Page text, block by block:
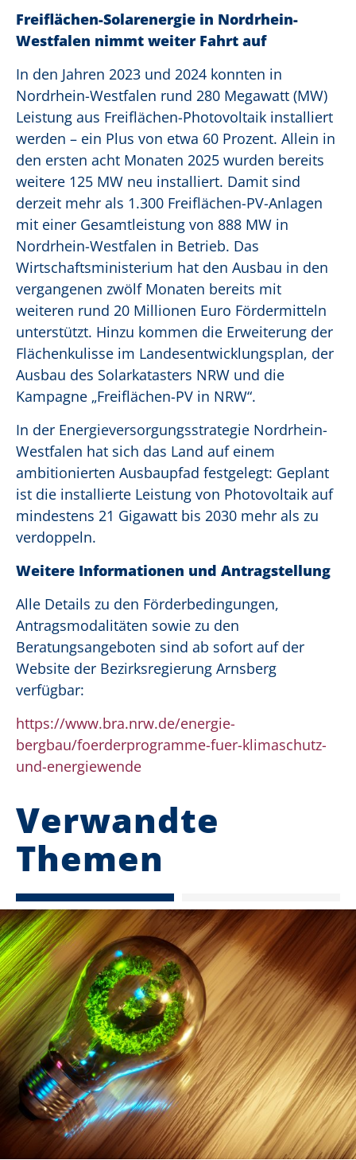
Freiflächen-Solarenergie in Nordrhein-
Westfalen nimmt weiter Fahrt auf
In den Jahren 2023 und 2024 konnten in
Nordrhein-Westfalen rund 280 Megawatt (MW)
Leistung aus Freiflächen-Photovoltaik installiert
werden – ein Plus von etwa 60 Prozent. Allein in
den ersten acht Monaten 2025 wurden bereits
weitere 125 MW neu installiert. Damit sind
derzeit mehr als 1.300 Freiflächen-PV-Anlagen
mit einer Gesamtleistung von 888 MW in
Nordrhein-Westfalen in Betrieb. Das
Wirtschaftsministerium hat den Ausbau in den
vergangenen zwölf Monaten bereits mit
weiteren rund 20 Millionen Euro Fördermitteln
unterstützt. Hinzu kommen die Erweiterung der
Flächenkulisse im Landesentwicklungsplan, der
Ausbau des Solarkatasters NRW und die
Kampagne „Freiflächen-PV in NRW“.
In der Energieversorgungsstrategie Nordrhein-
Westfalen hat sich das Land auf einem
ambitionierten Ausbaupfad festgelegt: Geplant
ist die installierte Leistung von Photovoltaik auf
mindestens 21 Gigawatt bis 2030 mehr als zu
verdoppeln.
Weitere Informationen und Antragstellung
Alle Details zu den Förderbedingungen,
Antragsmodalitäten sowie zu den
Beratungsangeboten sind ab sofort auf der
Website der Bezirksregierung Arnsberg
verfügbar:
https://www.bra.nrw.de/energie-
bergbau/foerderprogramme-fuer-klimaschutz-
und-energiewende
Verwandte
Themen